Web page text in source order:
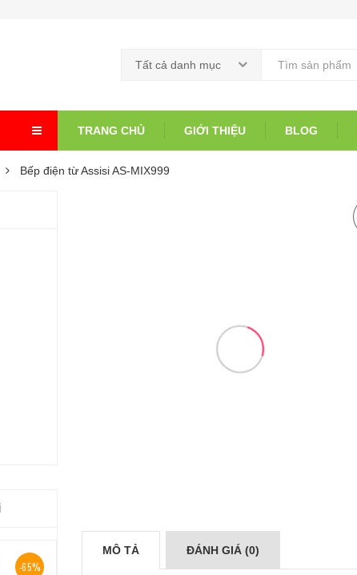
Tất cả danh mục
TRANG CHỦ GIỚI THIỆU BLOG
Bếp điện từ Assisi AS-MIX999
MÔ TẢ ĐÁNH GIÁ (0)
-65%